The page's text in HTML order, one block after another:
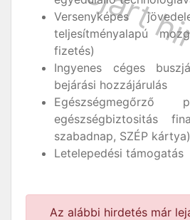
Versenyképes
teljesítményalapú
fizetés)
Ingyenes céges
bejárási hozzájárulás
Egészségmegőrző
egészségbiztositás
szabadnap, SZÉP kártya)
Letelepedési támogatás
Az alábbi hirdetés már